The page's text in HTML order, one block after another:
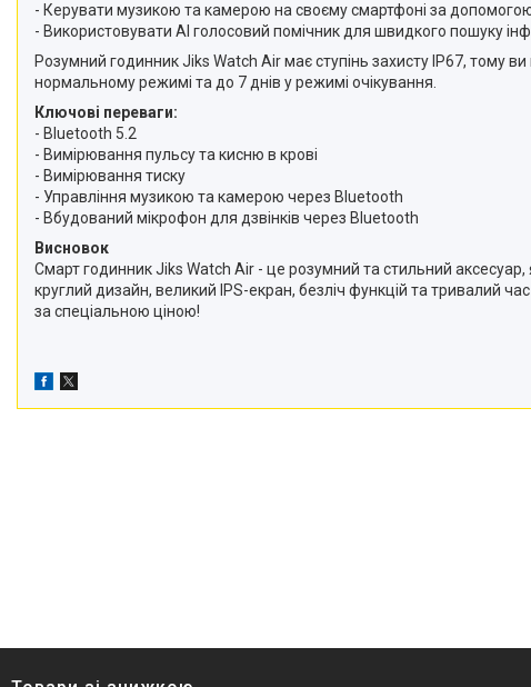
- Керувати музикою та камерою на своєму смартфоні за допомогою
- Використовувати AI голосовий помічник для швидкого пошуку
Розумний годинник Jiks Watch Air має ступінь захисту IP67, тому
нормальному режимі та до 7 днів у режимі очікування.
Ключові переваги:
- Bluetooth 5.2
- Вимірювання пульсу та кисню в крові
- Вимірювання тиску
- Управління музикою та камерою через Bluetooth
- Вбудований мікрофон для дзвінків через Bluetooth
Висновок
Смарт годинник Jiks Watch Air - це розумний та стильний
круглий дизайн, великий IPS-екран, безліч функцій та тривалий
за спеціальною ціною!